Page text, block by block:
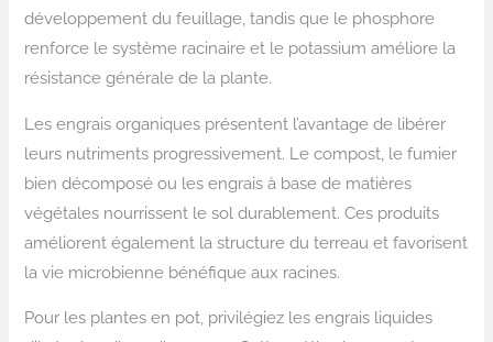
développement du feuillage, tandis que le phosphore
renforce le système racinaire et le potassium améliore la
résistance générale de la plante.
Les engrais organiques présentent l’avantage de libérer
leurs nutriments progressivement. Le compost, le fumier
bien décomposé ou les engrais à base de matières
végétales nourrissent le sol durablement. Ces produits
améliorent également la structure du terreau et favorisent
la vie microbienne bénéfique aux racines.
Pour les plantes en pot, privilégiez les engrais liquides